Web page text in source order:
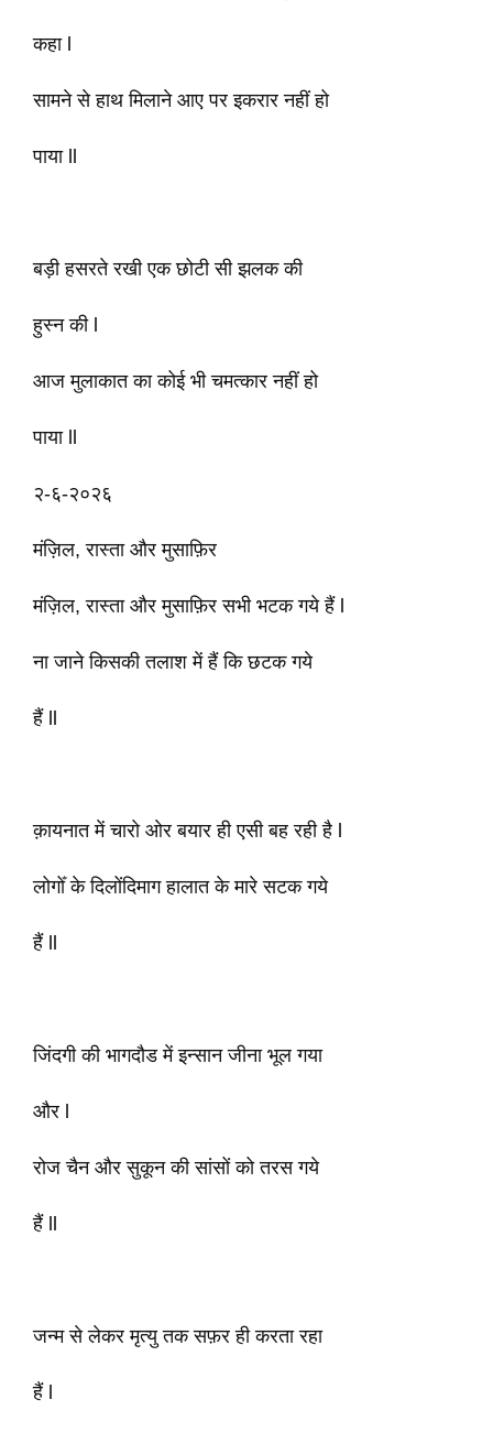
कहा l
सामने से हाथ मिलाने आए पर इकरार नहीं हो
पाया ll
बड़ी हसरते रखी एक छोटी सी झलक की
हुस्न की l
आज मुलाकात का कोई भी चमत्कार नहीं हो
पाया ll
२-६-२०२६
मंज़िल, रास्ता और मुसाफ़िर
मंज़िल, रास्ता और मुसाफ़िर सभी भटक गये हैं l
ना जाने किसकी तलाश में हैं कि छटक गये
हैं ll
क़ायनात में चारो ओर बयार ही एसी बह रही है l
लोगोँ के दिलोंदिमाग हालात के मारे सटक गये
हैं ll
जिंदगी की भागदौड में इन्सान जीना भूल गया
और l
रोज चैन और सुकून की सांसों को तरस गये
हैं ll
जन्म से लेकर मृत्यु तक सफ़र ही करता रहा
हैं l